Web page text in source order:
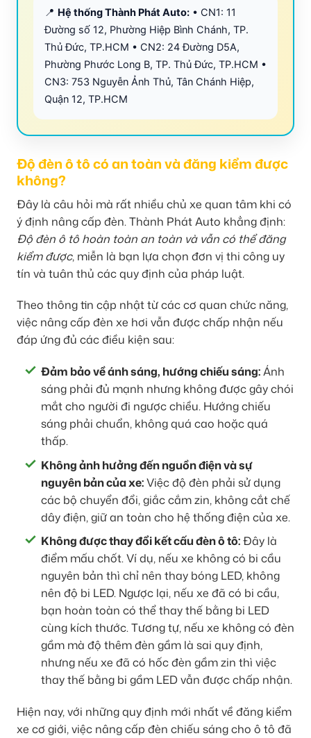
📍 Hệ thống Thành Phát Auto: • CN1: 11
Đường số 12, Phường Hiệp Bình Chánh, TP.
Thủ Đức, TP.HCM • CN2: 24 Đường D5A,
Phường Phước Long B, TP. Thủ Đức, TP.HCM •
CN3: 753 Nguyễn Ảnh Thủ, Tân Chánh Hiệp,
Quận 12, TP.HCM
Độ đèn ô tô có an toàn và đăng kiểm được
không?
Đây là câu hỏi mà rất nhiều chủ xe quan tâm khi có
ý định nâng cấp đèn. Thành Phát Auto khẳng định:
Độ đèn ô tô hoàn toàn an toàn và vẫn có thể đăng
kiểm được, miễn là bạn lựa chọn đơn vị thi công uy
tín và tuân thủ các quy định của pháp luật.
Theo thông tin cập nhật từ các cơ quan chức năng,
việc nâng cấp đèn xe hơi vẫn được chấp nhận nếu
đáp ứng đủ các điều kiện sau:
Đảm bảo về ánh sáng, hướng chiếu sáng:Ánh
sáng phải đủ mạnh nhưng không được gây chói
mắt cho người đi ngược chiều. Hướng chiếu
sáng phải chuẩn, không quá cao hoặc quá
thấp.
Không ảnh hưởng đến nguồn điện và sự
nguyên bản của xe:Việc độ đèn phải sử dụng
các bộ chuyển đổi, giắc cắm zin, không cắt chế
dây điện, giữ an toàn cho hệ thống điện của xe.
Không được thay đổi kết cấu đèn ô tô:Đây là
điểm mấu chốt. Ví dụ, nếu xe không có bi cầu
nguyên bản thì chỉ nên thay bóng LED, không
nên độ bi LED. Ngược lại, nếu xe đã có bi cầu,
bạn hoàn toàn có thể thay thế bằng bi LED
cùng kích thước. Tương tự, nếu xe không có đèn
gầm mà độ thêm đèn gầm là sai quy định,
nhưng nếu xe đã có hốc đèn gầm zin thì việc
thay thế bằng bi gầm LED vẫn được chấp nhận.
Hiện nay, với những quy định mới nhất về đăng kiểm
xe cơ giới, việc nâng cấp đèn chiếu sáng cho ô tô đã